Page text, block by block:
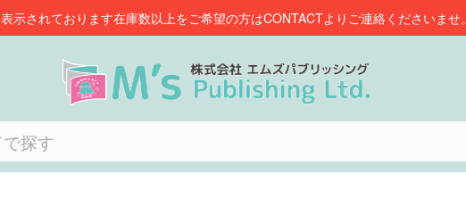
表示されております在庫数以上をご希望の方はCONTACTよりご連絡くださいませ。